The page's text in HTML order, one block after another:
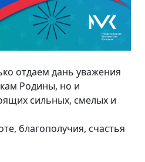
отдаем дань уважения
Родины, но и
сильных, смелых и
благополучия, счастья